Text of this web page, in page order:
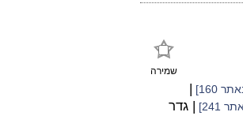
שמירה
160]
|
241] | גדר